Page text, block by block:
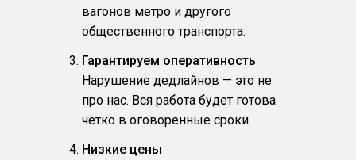
вагонов метро и другого
общественного транспорта.
Гарантируем оперативность
Нарушение дедлайнов — это не
про нас. Вся работа будет готова
четко в оговоренные сроки.
Низкие цены